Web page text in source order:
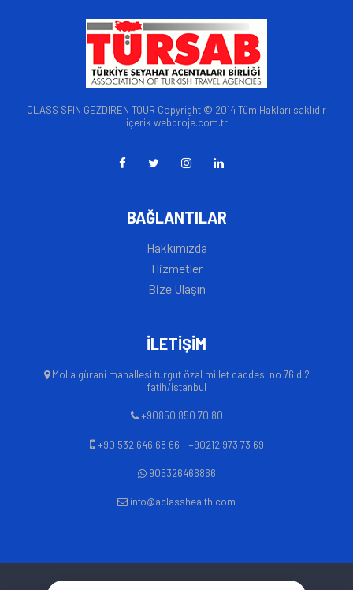
CLASS SPIN GEZDIREN TOUR Copyright © 2014 Tüm Hakları saklıdır
içerik webproje.com.tr
BAĞLANTILAR
Hakkımızda
Hizmetler
Bize Ulaşın
İLETİŞİM
Molla gürani mahallesi turgut özal millet caddesi no 76 d:2
fatih/istanbul
+90850 850 70 80
+90 532 646 68 66 - +90212 973 73 69
905326466866
info@aclasshealth.com